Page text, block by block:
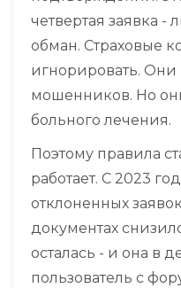
четвертая заявка -
обман. Страховые
игнорировать. Они
мошенников. Но
больного лечения.
Поэтому правила
работает. С 2023
отклоненных
документах
осталась - и она в
пользователь с